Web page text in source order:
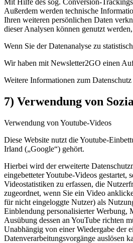
Außerdem werden technische
Ihren weiteren persönlichen Daten
dieser Analysen können genutzt
Wenn Sie der Datenanalyse zu
Wir haben mit Newsletter2GO einen
Weitere Informationen zum
7) Verwendung von
Verwendung von Youtube-Videos
Diese Website nutzt die Youtube-
Irland („Google“) gehört.
Hierbei wird der erweiterte
eingebetteter Youtube-Videos
Videostatistiken zu erfassen, die
zugeordnet, wenn Sie ein Video
für nicht eingeloggte Nutzer) als
Einblendung personalisierter Werbung,
Ausübung dessen an YouTube richten
Unabhängig von einer Wiedergabe der
Datenverarbeitungsvorgänge auslösen